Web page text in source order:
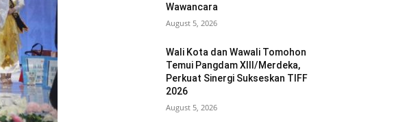
Wawancara
August 5, 2026
Wali Kota dan Wawali Tomohon
Temui Pangdam XIII/Merdeka,
Perkuat Sinergi Sukseskan TIFF
2026
August 5, 2026